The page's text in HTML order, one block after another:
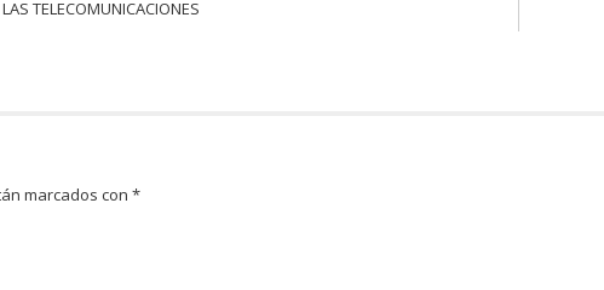
TELECOMUNICACIONES
marcados con*